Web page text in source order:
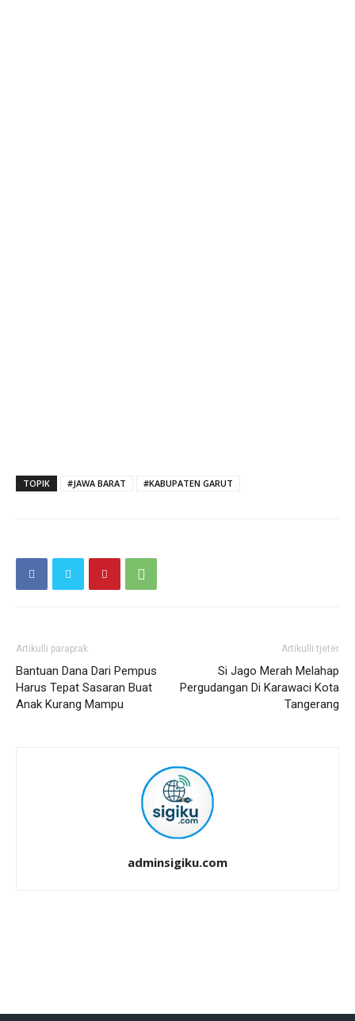
TOPIK #JAWA BARAT #KABUPATEN GARUT
Artikulli paraprak
Bantuan Dana Dari Pempus
Harus Tepat Sasaran Buat
Anak Kurang Mampu
Artikulli tjetër
Si Jago Merah Melahap
Pergudangan Di Karawaci Kota
Tangerang
adminsigiku.com